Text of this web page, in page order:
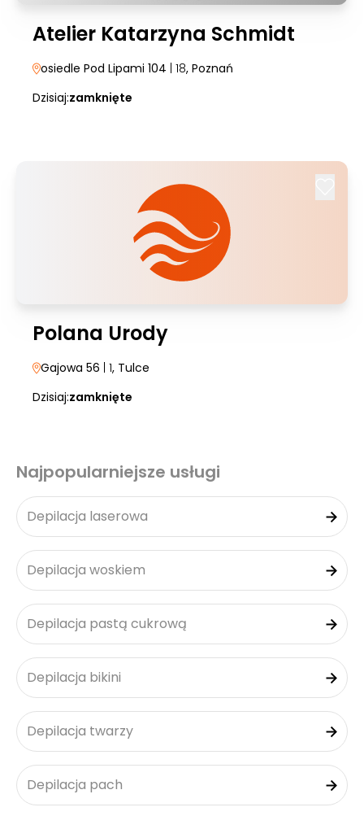
Atelier Katarzyna Schmidt
osiedle Pod Lipami 104 | 18, Poznań
Dzisiaj:zamknięte
Polana Urody
Gajowa 56 | 1, Tulce
Dzisiaj:zamknięte
Najpopularniejsze usługi
Depilacja laserowa
Depilacja woskiem
Depilacja pastą cukrową
Depilacja bikini
Depilacja twarzy
Depilacja pach